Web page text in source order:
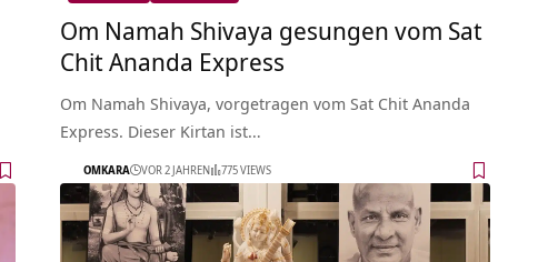
Om Namah Shivaya gesungen vom Sat
Chit Ananda Express
Om Namah Shivaya, vorgetragen vom Sat Chit Ananda
Express. Dieser Kirtan ist…
OMKARA VOR 2 JAHREN 775 VIEWS